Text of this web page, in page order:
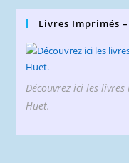
Livres Imprimés
Découvrez ici les
Huet.